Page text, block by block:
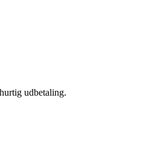
udbetaling.